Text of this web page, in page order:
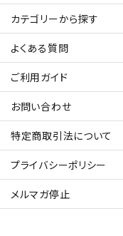
カテゴリーから探す
よくある質問
ご利用ガイド
お問い合わせ
特定商取引法について
プライバシーポリシー
メルマガ停止